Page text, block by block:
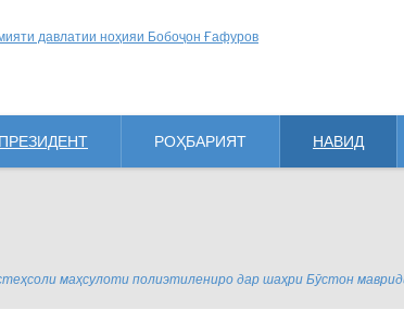
ПРЕЗИДЕНТ РОҲБАРИЯТ НАВИД
маҳсулоти полиэтилениро дар шаҳри Бӯстон